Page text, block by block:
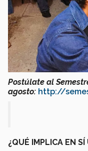
Postúlate al
agosto: http://
¿QUÉ IMPLICA EN